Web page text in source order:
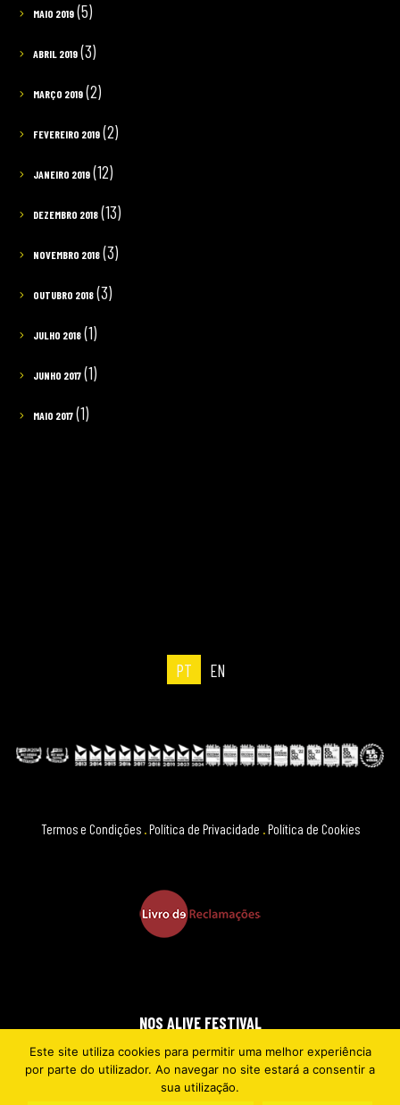
MAIO 2019(5)
ABRIL 2019(3)
MARÇO 2019(2)
FEVEREIRO 2019(2)
JANEIRO 2019(12)
DEZEMBRO 2018(13)
NOVEMBRO 2018(3)
OUTUBRO 2018(3)
JULHO 2018(1)
JUNHO 2017(1)
MAIO 2017(1)
PT EN
Termos e Condições .Política de Privacidade .Política de Cookies
NOS ALIVE FESTIVAL
2026 © EVERYTHING IS NEW
Este site utiliza cookies para permitir uma melhor experiência
por parte do utilizador. Ao navegar no site estará a consentir a
sua utilização.